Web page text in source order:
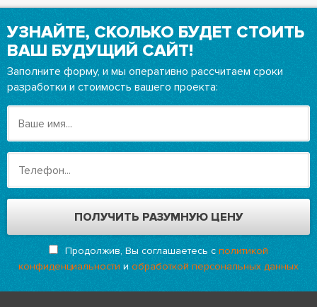
УЗНАЙТЕ, СКОЛЬКО БУДЕТ СТОИТЬ
ВАШ БУДУЩИЙ САЙТ!
Заполните форму, и мы оперативно рассчитаем сроки
разработки и стоимость вашего проекта:
Продолжив, Вы соглашаетесь с политикой
конфиденциальности и обработкой персональных данных